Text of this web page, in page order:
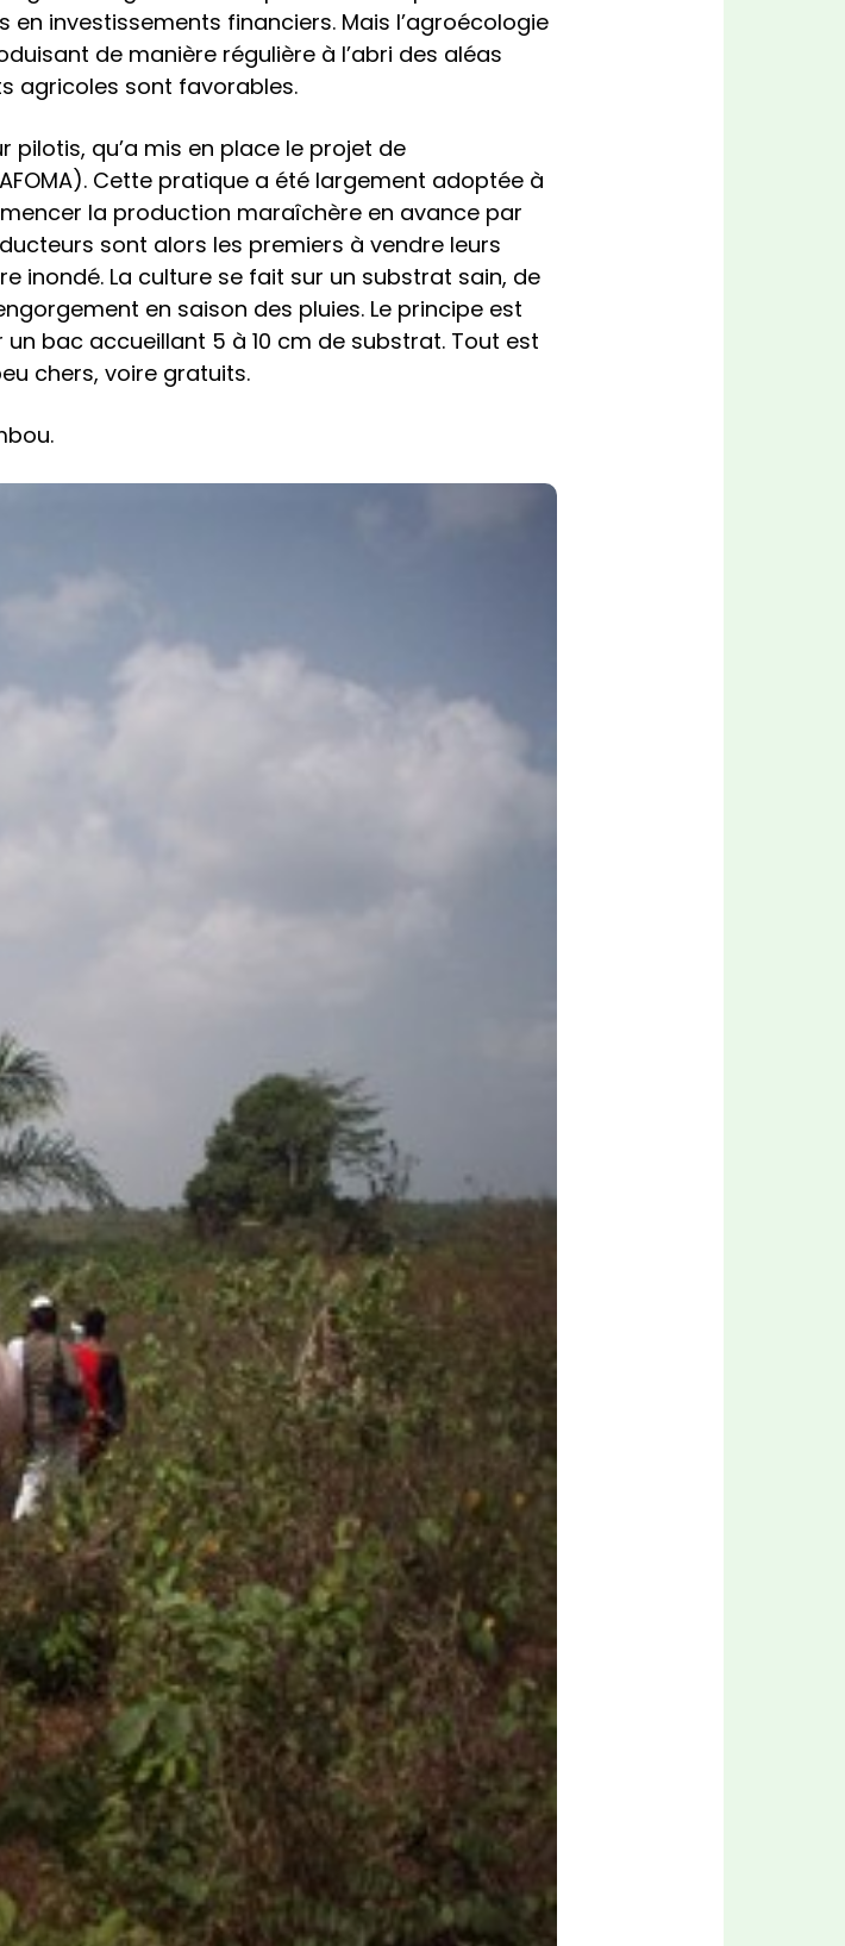
investissements financiers. Mais l’agroécologie
de manière régulière à l’abri des aléas
agricoles sont favorables.
pilotis, qu’a mis en place le projet de
Cette pratique a été largement adoptée à
la production maraîchère en avance par
sont alors les premiers à vendre leurs
inondé. La culture se fait sur un substrat sain, de
en saison des pluies. Le principe est
bac accueillant 5 à 10 cm de substrat. Tout est
chers, voire gratuits.